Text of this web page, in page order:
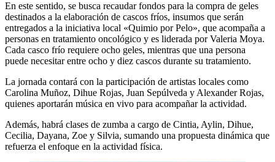
En este sentido, se busca recaudar fondos para la compra de geles
destinados a la elaboración de cascos fríos, insumos que serán
entregados a la iniciativa local «Quimio por Pelo», que acompaña a
personas en tratamiento oncológico y es liderada por Valeria Moya.
Cada casco frío requiere ocho geles, mientras que una persona
puede necesitar entre ocho y diez cascos durante su tratamiento.
La jornada contará con la participación de artistas locales como
Carolina Muñoz, Dihue Rojas, Juan Sepúlveda y Alexander Rojas,
quienes aportarán música en vivo para acompañar la actividad.
Además, habrá clases de zumba a cargo de Cintia, Aylin, Dihue,
Cecilia, Dayana, Zoe y Silvia, sumando una propuesta dinámica que
refuerza el enfoque en la actividad física.